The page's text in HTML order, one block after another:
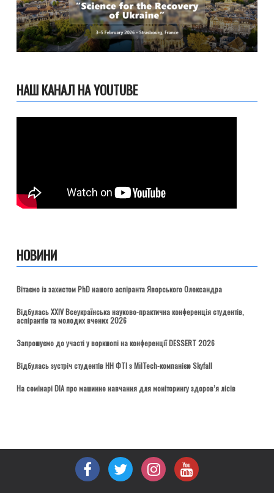
НАШ КАНАЛ НА YOUTUBE
НОВИНИ
Вітаємо із захистом PhD нашого аспіранта Яворського Олександра
Відбулась ХХІV Всеукраїнська науково-практична конференція студентів,
аспірантів та молодих вчених 2026
Запрошуємо до участі у воркшопі на конференції DESSERT 2026
Відбулась зустріч студентів НН ФТІ з MilTech-компанією Skyfall
На семінарі DIA про машинне навчання для моніторингу здоров’я лісів